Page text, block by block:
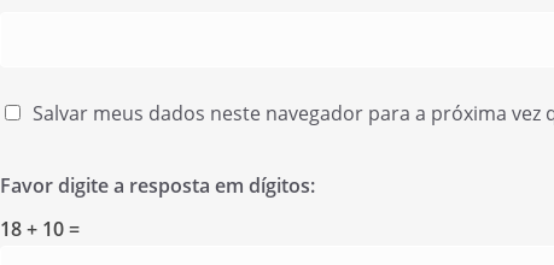
Salvar meus dados neste navegador para a próxima vez
Favor digite a resposta em dígitos:
18 + 10 =